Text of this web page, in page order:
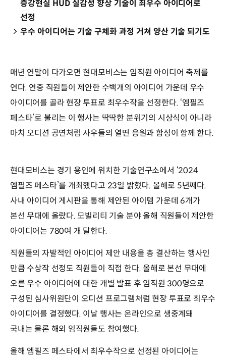
증강현실 HUD 실감성 향상 기술이 최우수 아이디어로
선정
우수 아이디어는 기술 구체화 과정 거쳐 양산 기술 되기도
매년 연말이 다가오면 현대모비스는 임직원 아이디어 축제를
연다. 연중 직원들이 제안한 수백개의 아이디어 가운데 우수
아이디어를 골라 현장 투표로 최우수작을 선정한다. ‘엠필즈
페스타’로 불리는 이 행사는 딱딱한 분위기의 시상식이 아니라
마치 오디션 공연처럼 사우들의 열띤 응원과 함성이 함께 한다.
현대모비스는 경기 용인에 위치한 기술연구소에서 ‘2024
엠필즈 페스타’를 개최했다고 23일 밝혔다. 올해로 5년째다.
사내 아이디어 게시판을 통해 제안된 아이템 가운데 6개가
본선 무대에 올랐다. 모빌리티 기술 분야 올해 직원들이 제안한
아이디어는 780여 개 달한다.
직원들의 자발적인 아이디어 제안 내용을 총 결산하는 행사인
만큼 수상작 선정도 직원들이 직접 한다. 올해로 본선 무대에
오른 우수 아이디어에 대한 개별 발표 후 임직원 300명으로
구성된 심사위원단이 오디션 프로그램처럼 현장 투표로 최우수
아이디어를 결정했다. 이날 행사는 온라인으로 생중계돼
국내는 물론 해외 임직원들도 참여했다.
올해 엠필즈 페스타에서 최우수작으로 선정된 아이디어는